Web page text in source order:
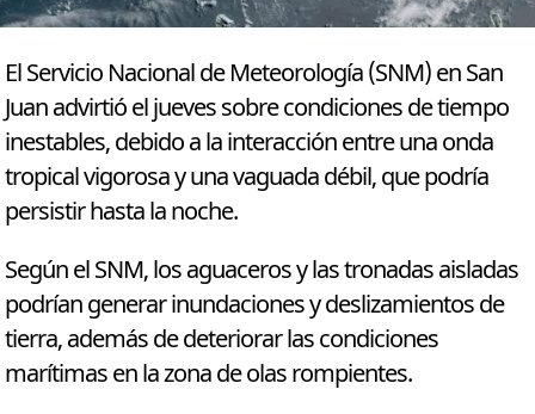
El Servicio Nacional de Meteorología (SNM) en San
Juan advirtió el jueves sobre condiciones de tiempo
inestables, debido a la interacción entre una onda
tropical vigorosa y una vaguada débil, que podría
persistir hasta la noche.
Según el SNM, los aguaceros y las tronadas aisladas
podrían generar inundaciones y deslizamientos de
tierra, además de deteriorar las condiciones
marítimas en la zona de olas rompientes.